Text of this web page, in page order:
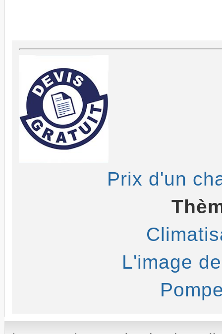
Prix d'un
L'image